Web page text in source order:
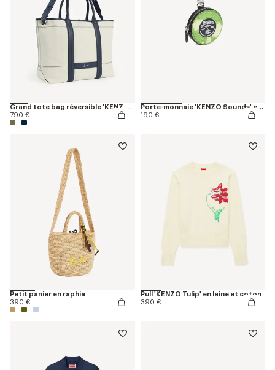
Grand tote bag réversible 'KENZO Utility' en toile et cuir
790 €
Porte-monnaie 'KENZO Sounds' en cuir
190 €
Petit panier en raphia
390 €
Pull 'KENZO Tulip' en laine et coton
390 €